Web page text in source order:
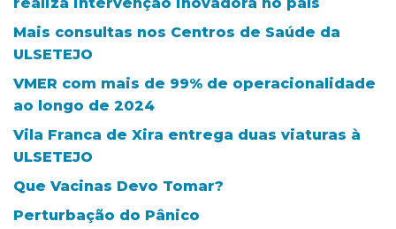
realiza intervenção inovadora no país
Mais consultas nos Centros de Saúde da
ULSETEJO
VMER com mais de 99% de operacionalidade
ao longo de 2024
Vila Franca de Xira entrega duas viaturas à
ULSETEJO
Que Vacinas Devo Tomar?
Perturbação do Pânico